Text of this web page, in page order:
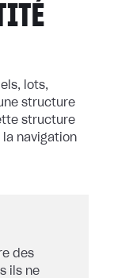
lots,
structure
structure
la navigation
des
ils ne